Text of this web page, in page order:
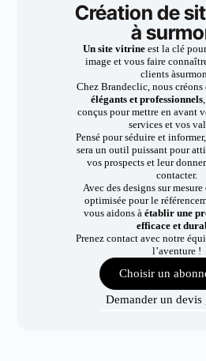
Création de
à
Un site vitrineest la clé
image et vous faire
clients
Chez Brandeclic, nous créons
élégants et professionnels
conçus pour mettre en avant
services et vos
Pensé pour séduire et
sera un outil puissant pour
vos prospects et leur
contacter.
Avec des designs sur
optimisée pour le
vous aidons à établir une
efficace et
Prenez contact avec notre
l’aventure !
Choisir un
Demander un devis